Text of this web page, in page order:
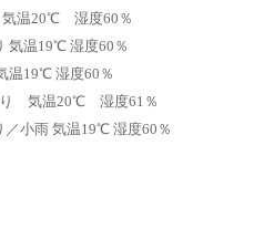
温20℃ 湿度60％
気温19℃ 湿度60％
温19℃ 湿度60％
気温20℃ 湿度61％
／小雨 気温19℃ 湿度60％